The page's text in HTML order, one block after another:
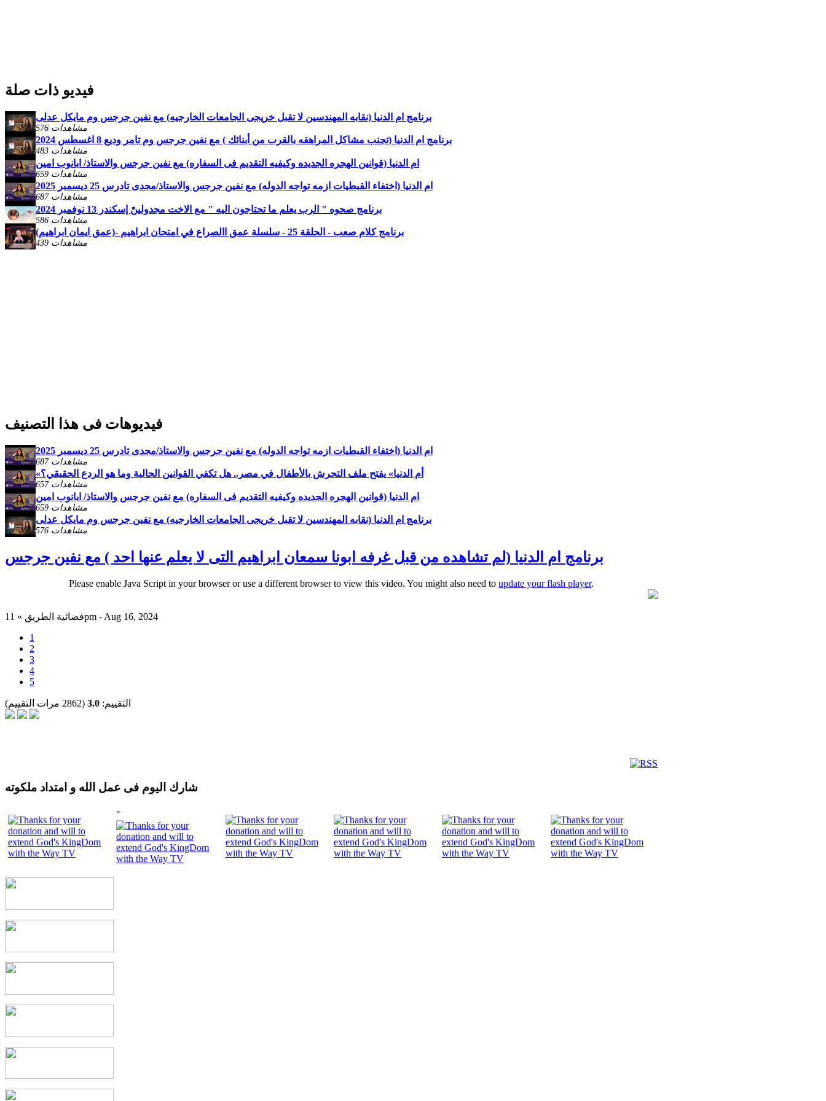
فيديو ذات صلة
برنامج ام الدنيا (نقابه المهندسين لا تقبل خريجى الجامعات الخارجيه) مع نفين جرجس وم مايكل عدلى
576 مشاهدات
برنامج ام الدنيا (تجنب مشاكل المراهقه بالقرب من أبنائك ) مع نفين جرجس وم تامر وديع 8 اغسطس 2024
483 مشاهدات
ام الدنيا (قوانين الهجره الجديده وكيفيه التقديم فى السفاره) مع نفين جرجس والاستاذ/ ابانوب امين
659 مشاهدات
ام الدنيا (اختفاء القبطيات ازمه تواجه الدوله) مع نفين جرجس والاستاذ/مجدى تادرس 25 ديسمبر 2025
687 مشاهدات
برنامج صحوه " الرب يعلم ما تحتاجون اليه " مع الاخت مجدولينً إسكندر 13 نوفمبر 2024
586 مشاهدات
برنامج كلام صعب - الحلقة 25 - سلسلة عمق االصراع في امتحان ابراهيم -(عمق ايمان ابراهيم)
439 مشاهدات
فيديوهات فى هذا التصنيف
ام الدنيا (اختفاء القبطيات ازمه تواجه الدوله) مع نفين جرجس والاستاذ/مجدى تادرس 25 ديسمبر 2025
687 مشاهدات
«أم الدنيا» يفتح ملف التحرش بالأطفال في مصر.. هل تكفي القوانين الحالية وما هو الردع الحقيقي؟
657 مشاهدات
ام الدنيا (قوانين الهجره الجديده وكيفيه التقديم فى السفاره) مع نفين جرجس والاستاذ/ ابانوب امين
659 مشاهدات
برنامج ام الدنيا (نقابه المهندسين لا تقبل خريجى الجامعات الخارجيه) مع نفين جرجس وم مايكل عدلى
576 مشاهدات
برنامج ام الدنيا (لم تشاهده من قبل غرفه ابونا سمعان ابراهيم التى لا يعلم عنها احد ) مع نفين جرجس
Please enable Java Script in your browser or use a different browser to view this video. You might also need toupdate your flash player.
فضائية الطريق » 11pm - Aug 16, 2024
1
2
3
4
5
التقييم: 3.0 (2862 مرات التقييم)
شارك اليوم فى عمل الله و امتداد ملكوته
"